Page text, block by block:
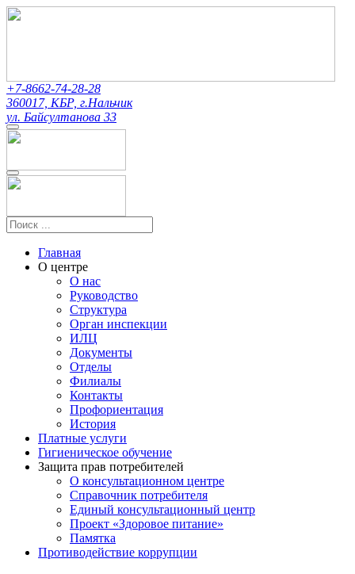
+7-8662-74-28-28
360017, КБР, г.Нальчик
ул. Байсултанова 33
Главная
О центре
О нас
Руководство
Структура
Орган инспекции
ИЛЦ
Документы
Отделы
Филиалы
Контакты
Профориентация
История
Платные услуги
Гигиеническое обучение
Защита прав потребителей
О консультационном центре
Справочник потребителя
Единый консультационный центр
Проект «Здоровое питание»
Памятка
Противодействие коррупции